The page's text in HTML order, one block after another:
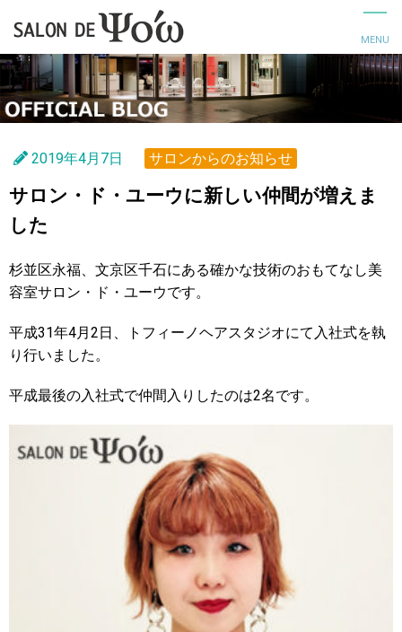
2019年4月7日 サロンからのお知らせ
サロン・ド・ユーウに新しい仲間が増えま
した
杉並区永福、文京区千石にある確かな技術のおもてなし美
容室サロン・ド・ユーウです。
平成31年4月2日、トフィーノヘアスタジオにて入社式を執
り行いました。
平成最後の入社式で仲間入りしたのは2名です。